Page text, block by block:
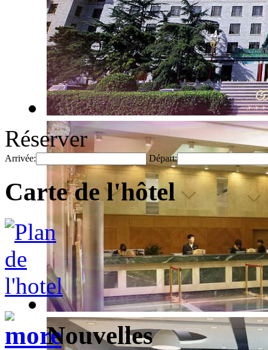
Réserver
Arrivée: Départ:
Carte de l'hôtel
Nouvelles